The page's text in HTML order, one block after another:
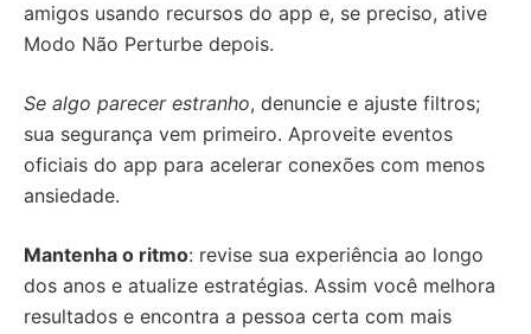
amigos usando recursos do app e, se preciso, ative
Modo Não Perturbe depois.
Se algo parecer estranho, denuncie e ajuste filtros;
sua segurança vem primeiro. Aproveite eventos
oficiais do app para acelerar conexões com menos
ansiedade.
Mantenha o ritmo: revise sua experiência ao longo
dos anos e atualize estratégias. Assim você melhora
resultados e encontra a pessoa certa com mais